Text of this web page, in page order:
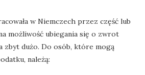
w Niemczech przez część lub
możliwość ubiegania się o zwrot
zbyt dużo. Do osób, które mogą
należą: